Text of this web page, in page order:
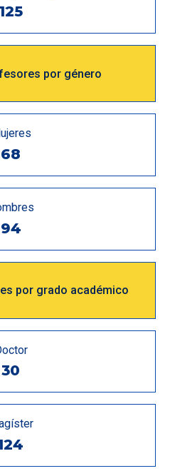
125
por género
68
94
por grado académico
30